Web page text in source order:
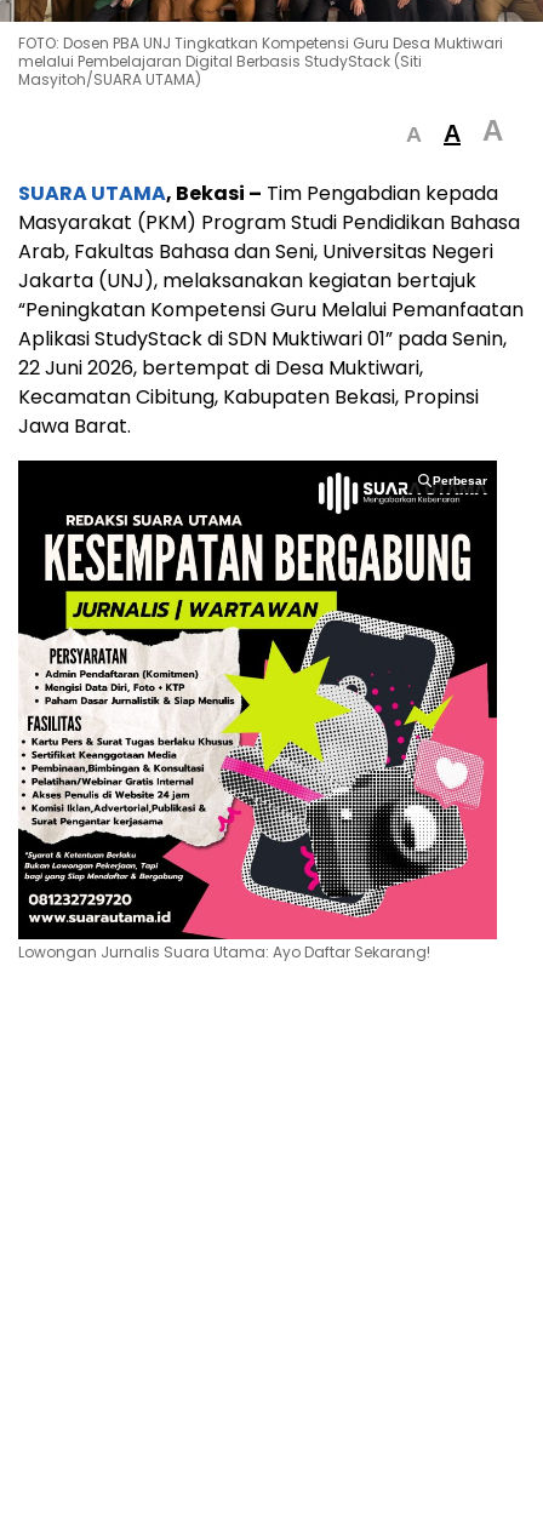
FOTO: Dosen PBA UNJ Tingkatkan Kompetensi Guru Desa Muktiwari
melalui Pembelajaran Digital Berbasis StudyStack (Siti
Masyitoh/SUARA UTAMA)
A A A
SUARA UTAMA, Bekasi – Tim Pengabdian kepada
Masyarakat (PKM) Program Studi Pendidikan Bahasa
Arab, Fakultas Bahasa dan Seni, Universitas Negeri
Jakarta (UNJ), melaksanakan kegiatan bertajuk
“Peningkatan Kompetensi Guru Melalui Pemanfaatan
Aplikasi StudyStack di SDN Muktiwari 01” pada Senin,
22 Juni 2026, bertempat di Desa Muktiwari,
Kecamatan Cibitung, Kabupaten Bekasi, Propinsi
Jawa Barat.
Perbesar
Perbesar
Lowongan Jurnalis Suara Utama: Ayo Daftar Sekarang!